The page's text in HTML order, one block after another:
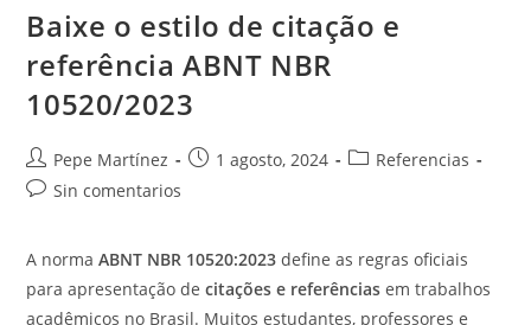
Contenido
Baixe o estilo de citação e
referência ABNT NBR
10520/2023
Autor
de
Pepe Martínez
Publicación
1 agosto, 2024
Categoría
Referencias
Comentarios
entrada:
Sin comentarios
A normaABNT NBR 10520:2023 define as regras oficiais
para apresentação decitações e referências em trabalhos
acadêmicos no Brasil. Muitos estudantes, professores e